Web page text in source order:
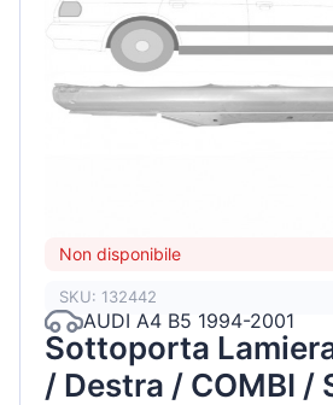
Non disponibile
SKU: 132442
AUDI A4 B5 1994-2001
Sottoporta
/ Destra / COMBI /